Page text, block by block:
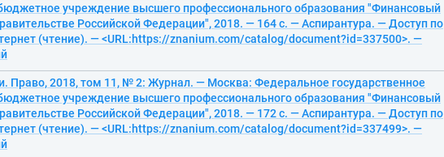
учреждение высшего профессионального образования "Финансовый
Российской Федерации", 2018. — 164 с. — Аспирантура. — Доступ по
(чтение). — <URL:https://znanium.com/catalog/document?id=337500>. —
Право, 2018, том 11, № 2: Журнал. — Москва: Федеральное государственное
учреждение высшего профессионального образования "Финансовый
Российской Федерации", 2018. — 172 с. — Аспирантура. — Доступ по
(чтение). — <URL:https://znanium.com/catalog/document?id=337499>. —